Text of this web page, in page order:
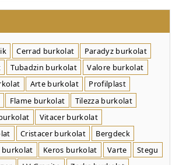
Cerrad burkolat
Paradyz burkolat
Tubadzin burkolat
Valore burkolat
Arte burkolat
Profilplast
Flame burkolat
Tilezza burkolat
Vitacer burkolat
Cristacer burkolat
Bergdeck
burkolat Keros burkolat Varte
Stegu